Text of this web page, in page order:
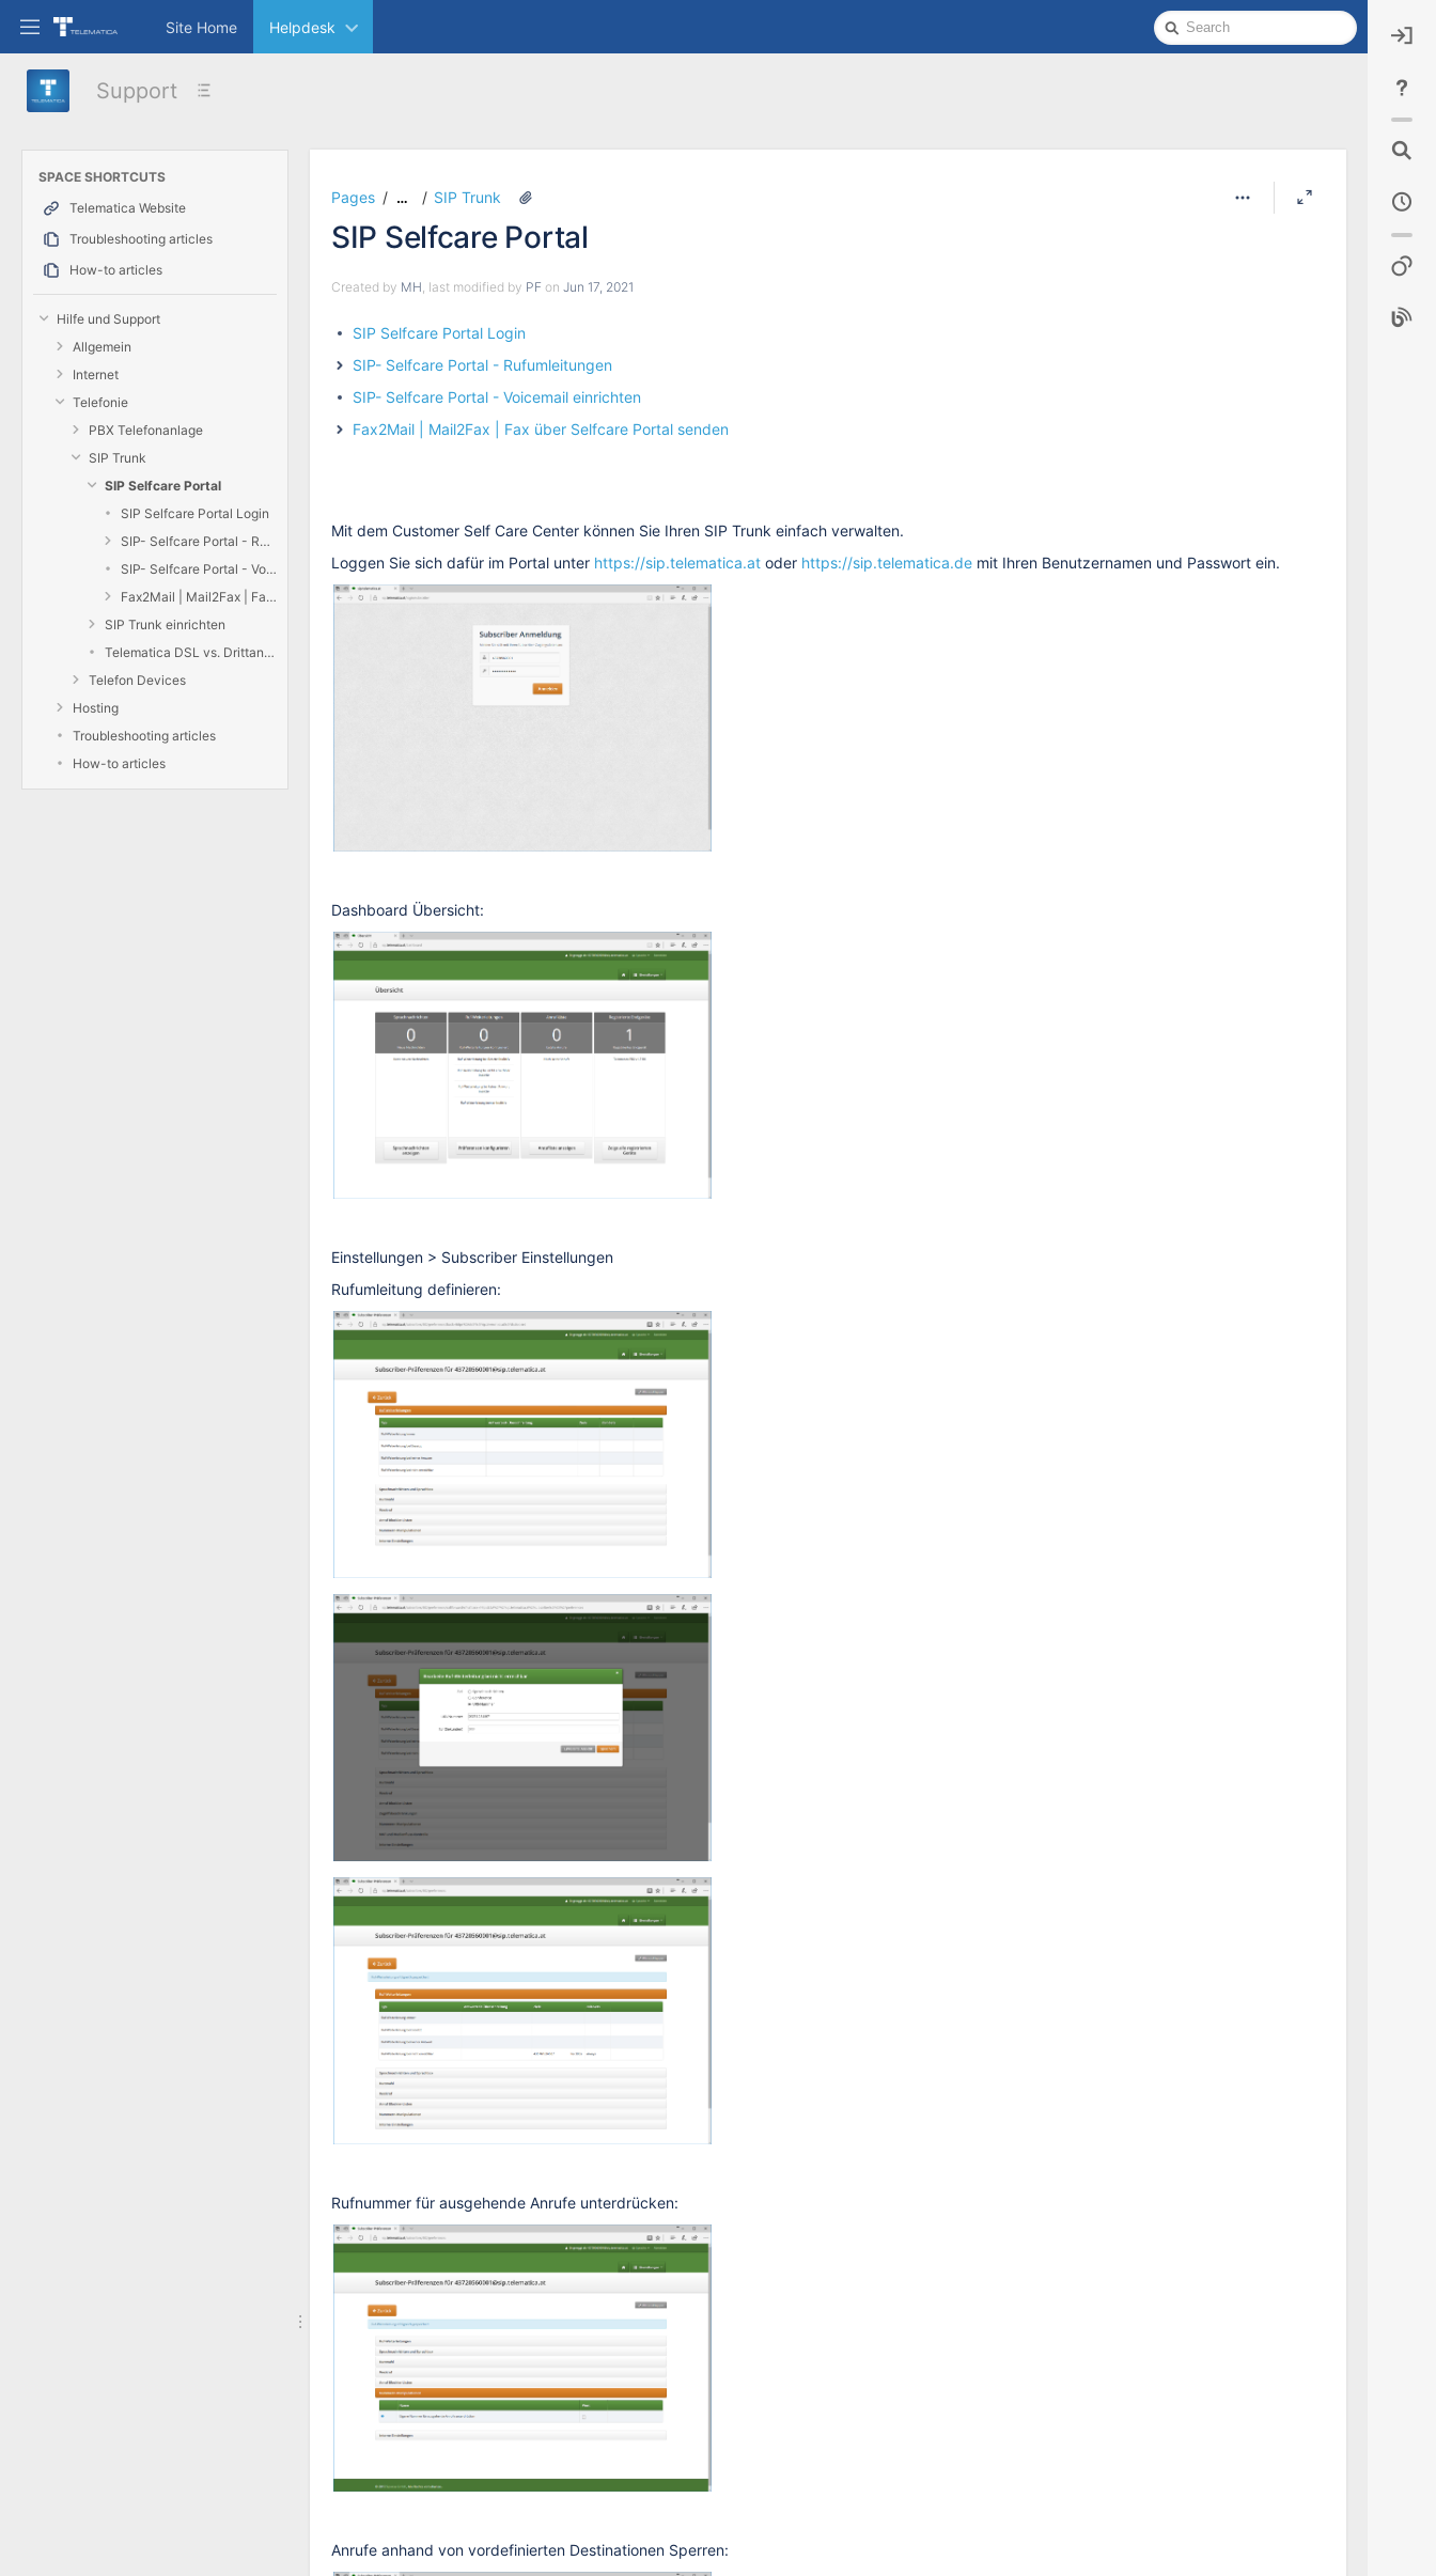
main
content
assistive.skiplink.to.breadcrumbs
assistive.skiplink.to.header.menu
Site Home Helpdesk
Quick
Search
Support
SPACE SHORTCUTS
Telematica Website
Troubleshooting articles
How-to articles
Hilfe und Support
Allgemein
Internet
Telefonie
PBX Telefonanlage
SIP Trunk
SIP Selfcare Portal
SIP Selfcare Portal Login
SIP- Selfcare Portal - Rufumleitungen
SIP- Selfcare Portal - Voicemail einrichten
Fax2Mail | Mail2Fax | Fax über Selfcare Portal senden
SIP Trunk einrichten
Telematica DSL vs. Drittanbieter
Telefon Devices
Hosting
Troubleshooting articles
How-to articles
Pages … SIP Trunk
Skip
end
start
SIP Selfcare Portal
Created by MH, last modified by PF on Jun 17, 2021
SIP Selfcare Portal Login
SIP- Selfcare Portal - Rufumleitungen
SIP- Selfcare Portal - Voicemail einrichten
Fax2Mail | Mail2Fax | Fax über Selfcare Portal senden
Mit dem Customer Self Care Center können Sie Ihren SIP Trunk einfach verwalten.
Loggen Sie sich dafür im Portal unter https://sip.telematica.at oder https://sip.telematica.de mit Ihren Benutzernamen und Passwort ein.
Dashboard Übersicht:
Einstellungen > Subscriber Einstellungen
Rufumleitung definieren:
Rufnummer für ausgehende Anrufe unterdrücken:
Anrufe anhand von vordefinierten Destinationen Sperren: